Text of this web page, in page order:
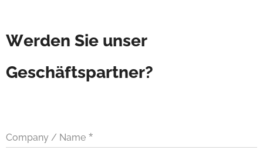
Werden Sie unser
Geschäftspartner?
Company / Name